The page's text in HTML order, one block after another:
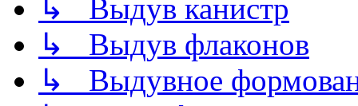
↳ Выдув канистр
↳ Выдув флаконов
↳ Выдувное